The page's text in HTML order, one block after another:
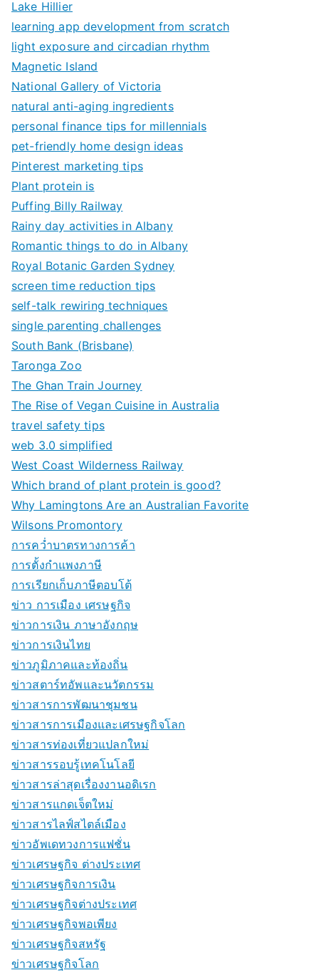
Lake Hillier
learning app development from scratch
light exposure and circadian rhythm
Magnetic Island
National Gallery of Victoria
natural anti-aging ingredients
personal finance tips for millennials
pet-friendly home design ideas
Pinterest marketing tips
Plant protein is
Puffing Billy Railway
Rainy day activities in Albany
Romantic things to do in Albany
Royal Botanic Garden Sydney
screen time reduction tips
self-talk rewiring techniques
single parenting challenges
South Bank (Brisbane)
Taronga Zoo
The Ghan Train Journey
The Rise of Vegan Cuisine in Australia
travel safety tips
web 3.0 simplified
West Coast Wilderness Railway
Which brand of plant protein is good?
Why Lamingtons Are an Australian Favorite
Wilsons Promontory
การคว่ำบาตรทางการค้า
การตั้งกำแพงภาษี
การเรียกเก็บภาษีตอบโต้
ข่าว การเมือง เศรษฐกิจ
ข่าวการเงิน ภาษาอังกฤษ
ข่าวการเงินไทย
ข่าวภูมิภาคและท้องถิ่น
ข่าวสตาร์ทอัพและนวัตกรรม
ข่าวสารการพัฒนาชุมชน
ข่าวสารการเมืองและเศรษฐกิจโลก
ข่าวสารท่องเที่ยวแปลกใหม่
ข่าวสารรอบรู้เทคโนโลยี
ข่าวสารล่าสุดเรื่องงานอดิเรก
ข่าวสารแกดเจ็ตใหม่
ข่าวสารไลฟ์สไตล์เมือง
ข่าวอัพเดทวงการแฟชั่น
ข่าวเศรษฐกิจ ต่างประเทศ
ข่าวเศรษฐกิจการเงิน
ข่าวเศรษฐกิจต่างประเทศ
ข่าวเศรษฐกิจพอเพียง
ข่าวเศรษฐกิจสหรัฐ
ข่าวเศรษฐกิจโลก